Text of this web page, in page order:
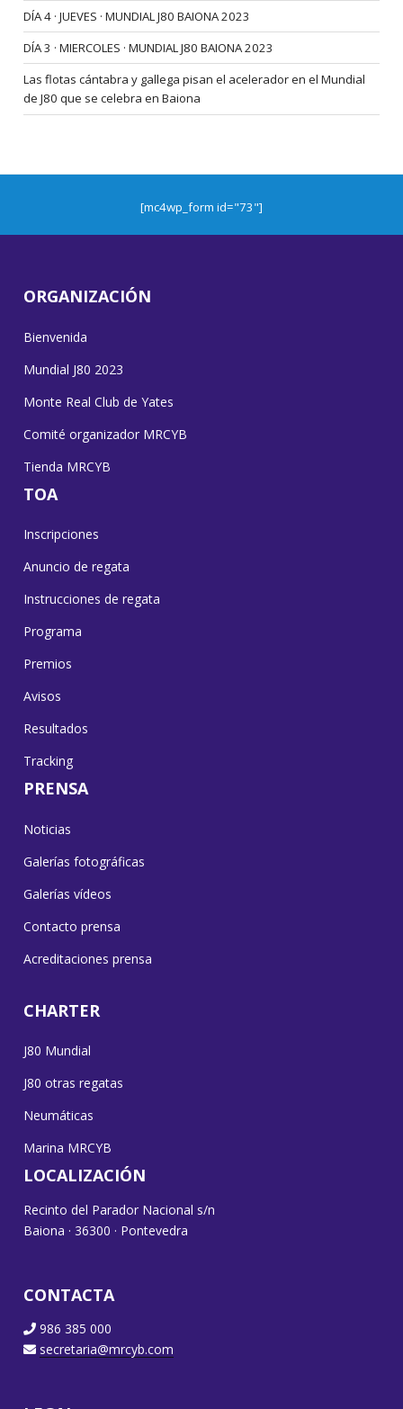
DÍA 4 · JUEVES · MUNDIAL J80 BAIONA 2023
DÍA 3 · MIERCOLES · MUNDIAL J80 BAIONA 2023
Las flotas cántabra y gallega pisan el acelerador en el Mundial
de J80 que se celebra en Baiona
[mc4wp_form id="73"]
ORGANIZACIÓN
Bienvenida
Mundial J80 2023
Monte Real Club de Yates
Comité organizador MRCYB
Tienda MRCYB
TOA
Inscripciones
Anuncio de regata
Instrucciones de regata
Programa
Premios
Avisos
Resultados
Tracking
PRENSA
Noticias
Galerías fotográficas
Galerías vídeos
Contacto prensa
Acreditaciones prensa
CHARTER
J80 Mundial
J80 otras regatas
Neumáticas
Marina MRCYB
LOCALIZACIÓN
Recinto del Parador Nacional s/n
Baiona · 36300 · Pontevedra
CONTACTA
986 385 000
secretaria@mrcyb.com